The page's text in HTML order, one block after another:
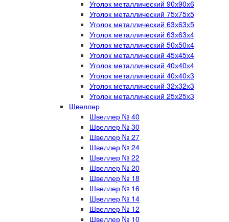
Уголок металлический 90х90х6
Уголок металлический 75х75х5
Уголок металлический 63х63х5
Уголок металлический 63х63х4
Уголок металлический 50х50х4
Уголок металлический 45х45х4
Уголок металлический 40х40х4
Уголок металлический 40х40х3
Уголок металлический 32х32х3
Уголок металлический 25х25х3
Швеллер
Швеллер № 40
Швеллер № 30
Швеллер № 27
Швеллер № 24
Швеллер № 22
Швеллер № 20
Швеллер № 18
Швеллер № 16
Швеллер № 14
Швеллер № 12
Швеллер № 10